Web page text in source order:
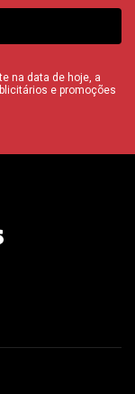
na data de hoje, a
e promoções